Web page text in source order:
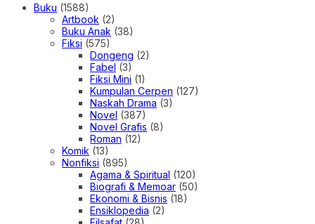
Buku (1588)
Artbook (2)
Buku Anak (38)
Fiksi (575)
Dongeng (2)
Fabel (3)
Fiksi Mini (1)
Kumpulan Cerpen (127)
Naskah Drama (3)
Novel (387)
Novel Grafis (8)
Roman (12)
Komik (13)
Nonfiksi (895)
Agama & Spiritual (120)
Biografi & Memoar (50)
Ekonomi & Bisnis (18)
Ensiklopedia (2)